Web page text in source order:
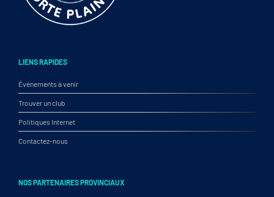
LIENS RAPIDES
Événements à venir
Trouver un club
Politiques Internet
Contactez-nous
NOS PARTENAIRES PROVINCIAUX